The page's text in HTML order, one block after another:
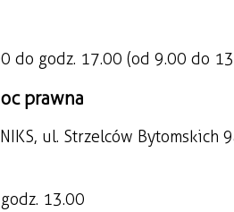
do godz. 17.00 (od 9.00 do
prawna
ul. Strzelców Bytomskich
13.00